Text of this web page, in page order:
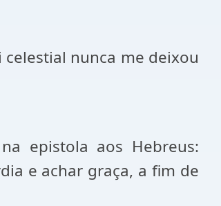
celestial nunca me deixou
epistola aos Hebreus:
e achar graça, a fim de